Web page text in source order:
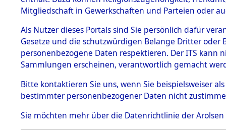
1.
mente
5. Verschiedenes
5.3
Todesmärsche
5.3.1 Alliierte
Erhebungen
zu
Todesmärsch
en
5.3.2
0003
Mitgliedschaft in Gewerkschaften und Parteien oder
Als Nutzer dieses Portals sind Sie persönlich dafür
Gesetze und die schutzwürdigen Belange Dritter
personenbezogene Daten respektieren. Der ITS
Sammlungen erscheinen, verantwortlich gemacht
Bitte kontaktieren Sie uns, wenn Sie beispielsweiser
bestimmter personenbezogener Daten nicht
Sie möchten mehr über die Datenrichtlinie der Arolsen